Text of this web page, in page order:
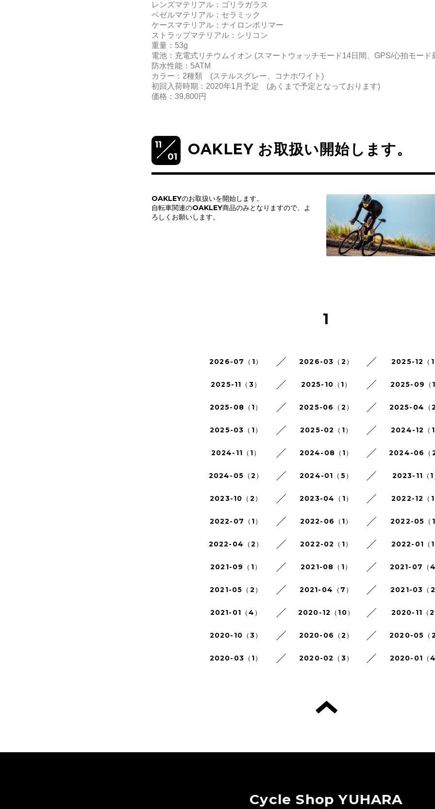
レンズマテリアル：ゴリラガラス
ベゼルマテリアル：セラミック
ケースマテリアル：ナイロンポリマー
ストラップマテリアル：シリコン
重量：53g
電池：充電式リチウムイオン (スマートウォッチモード14日間、GPS/心拍モード
防水性能：5ATM
カラー：2種類 (ステルスグレー、コナホワイト)
初回入荷時期：2020年1月予定 (あくまで予定となっております)
価格：39,800円
11
01
OAKLEY お取扱い開始します。
OAKLEYのお取扱いを開始します。
自転車関連のOAKLEY商品のみとなりますので、よ
ろしくお願いします。
1
2026-07（1） 2026-03（2） 2025-12（
2025-11（3） 2025-10（1） 2025-09（
2025-08（1） 2025-06（2） 2025-04（
2025-03（1） 2025-02（1） 2024-12（
2024-11（1） 2024-08（1） 2024-06（
2024-05（2） 2024-01（5） 2023-11（1
2023-10（2） 2023-04（1） 2022-12（
2022-07（1） 2022-06（1） 2022-05（
2022-04（2） 2022-02（1） 2022-01（
2021-09（1） 2021-08（1） 2021-07（
2021-05（2） 2021-04（7） 2021-03（
2021-01（4） 2020-12（10） 2020-11（
2020-10（3） 2020-06（2） 2020-05（
2020-03（1） 2020-02（3） 2020-01（
Cycle Shop YUHARA